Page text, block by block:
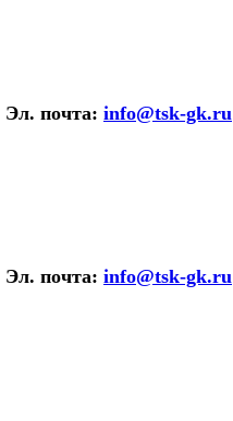
Эл. почта: info@tsk-gk.ru
Эл. почта: info@tsk-gk.ru